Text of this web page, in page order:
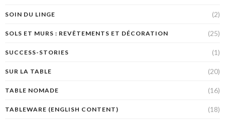
SOIN DU LINGE (2)
SOLS ET MURS : REVÊTEMENTS ET DÉCORATION (25)
SUCCESS-STORIES (1)
SUR LA TABLE (20)
TABLE NOMADE (16)
TABLEWARE (ENGLISH CONTENT) (18)